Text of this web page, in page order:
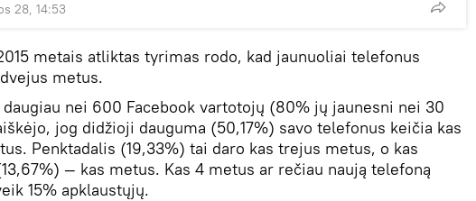
28, 14:53
metais atliktas tyrimas rodo, kad jaunuoliai telefonus
metus.
nei 600 Facebook vartotojų (80% jų jaunesni nei 30
jog didžioji dauguma (50,17%) savo telefonus keičia kas
Penktadalis (19,33%) tai daro kas trejus metus, o kas
— kas metus. Kas 4 metus ar rečiau naują telefoną
15% apklaustųjų.